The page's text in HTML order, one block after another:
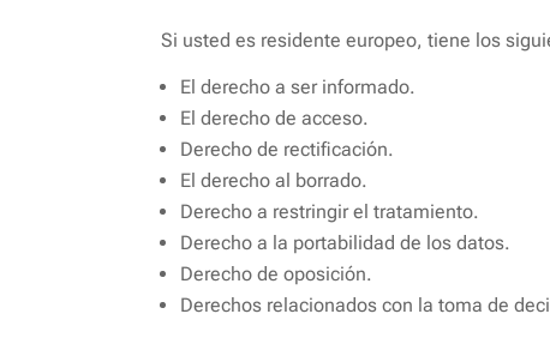
Si usted es residente europeo, tiene los
El derecho a ser informado.
El derecho de acceso.
Derecho de rectificación.
El derecho al borrado.
Derecho a restringir el tratamiento.
Derecho a la portabilidad de los datos.
Derecho de oposición.
Derechos relacionados con la toma de